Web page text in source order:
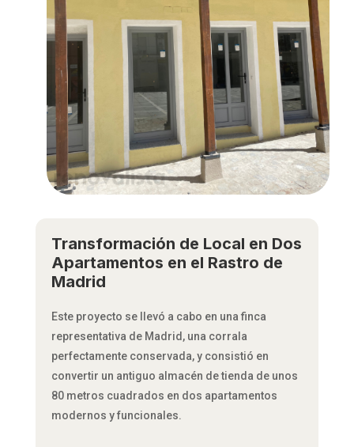
Transformación de Local en Dos
Apartamentos en el Rastro de
Madrid
Este proyecto se llevó a cabo en una finca
representativa de Madrid, una corrala
perfectamente conservada, y consistió en
convertir un antiguo almacén de tienda de unos
80 metros cuadrados en dos apartamentos
modernos y funcionales.